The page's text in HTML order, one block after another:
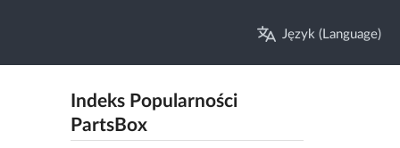
Język (Language)
Indeks Popularności
PartsBox